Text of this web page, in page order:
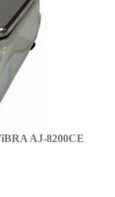
AJ-8200CE